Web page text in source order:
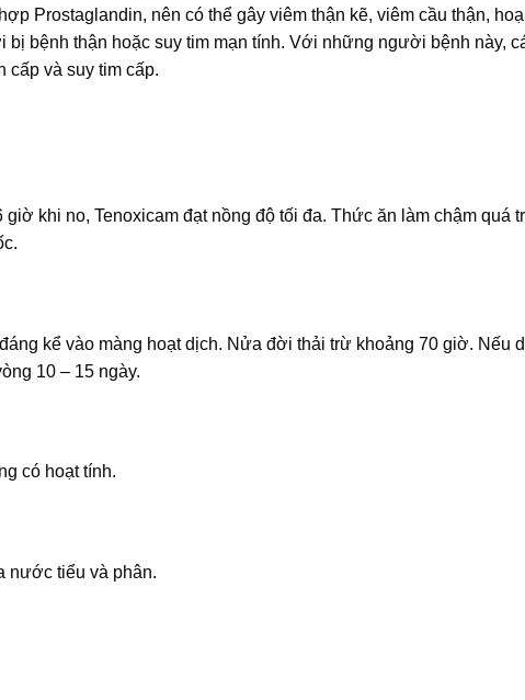
Prostaglandin, nên có thể gây viêm thận kẽ, viêm cầu thận,
bệnh thận hoặc suy tim mạn tính. Với những người bệnh này,
cấp và suy tim cấp.
khi no, Tenoxicam đạt nồng độ tối đa. Thức ăn làm chậm quá
kể vào màng hoạt dịch. Nửa đời thải trừ khoảng 70 giờ. Nếu
10 – 15 ngày.
có hoạt tính.
nước tiểu và phân.